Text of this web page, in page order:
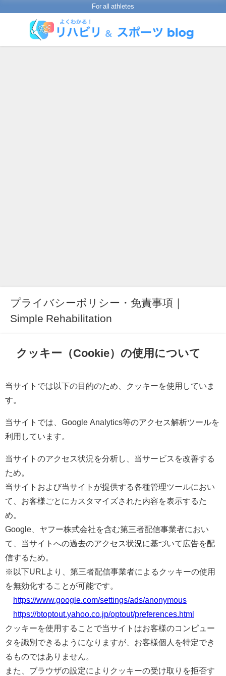
For all athletes
プライバシーポリシー・免責事項｜
Simple Rehabilitation
クッキー（Cookie）の使用について
当サイトでは以下の目的のため、クッキーを使用していま
す。
当サイトでは、Google Analytics等のアクセス解析ツールを
利用しています。
当サイトのアクセス状況を分析し、当サービスを改善する
ため。
当サイトおよび当サイトが提供する各種管理ツールにおい
て、お客様ごとにカスタマイズされた内容を表示するた
め。
Google、ヤフー株式会社を含む第三者配信事業者におい
て、当サイトへの過去のアクセス状況に基づいて広告を配
信するため。
※以下URLより、第三者配信事業者によるクッキーの使用
を無効化することが可能です。
https://www.google.com/settings/ads/anonymous
https://btoptout.yahoo.co.jp/optout/preferences.html
クッキーを使用することで当サイトはお客様のコンピュー
タを識別できるようになりますが、お客様個人を特定でき
るものではありません。
また、ブラウザの設定によりクッキーの受け取りを拒否す